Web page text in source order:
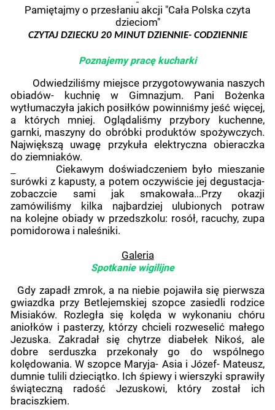
Pamiętajmy o przesłaniu akcji "Cała Polska czyta
dzieciom"
CZYTAJ DZIECKU 20 MINUT DZIENNIE- CODZIENNIE
Poznajemy pracę kucharki
Odwiedziliśmy miejsce przygotowywania naszych
obiadów- kuchnię w Gimnazjum. Pani Bożenka
wytłumaczyła jakich posiłków powinniśmy jeść więcej,
a których mniej. Oglądaliśmy przybory kuchenne,
garnki, maszyny do obróbki produktów spożywczych.
Największą uwagę przykuła elektryczna obieraczka
do ziemniaków.
Ciekawym doświadczeniem było mieszanie
surówki z kapusty, a potem oczywiście jej degustacja-
zobaczcie sami jak smakowała...Przy okazji
zamówiliśmy kilka najbardziej ulubionych potraw
na kolejne obiady w przedszkolu: rosół, racuchy, zupa
pomidorowa i naleśniki.
Galeria
Spotkanie wigilijne
Gdy zapadł zmrok, a na niebie pojawiła się pierwsza
gwiazdka przy Betlejemskiej szopce zasiedli rodzice
Misiaków. Rozległa się kolęda w wykonaniu chóru
aniołków i pasterzy, którzy chcieli rozweselić małego
Jezuska. Zakradał się chytrze diabełek Nikoś, ale
dobre serduszka przekonały go do wspólnego
kolędowania. W szopce Maryja- Asia i Józef- Mateusz,
dumnie tulili dzieciątko. Ich śpiewy i wierszyki sprawiły
świąteczną radość Jezuskowi, który został ich
braciszkiem.